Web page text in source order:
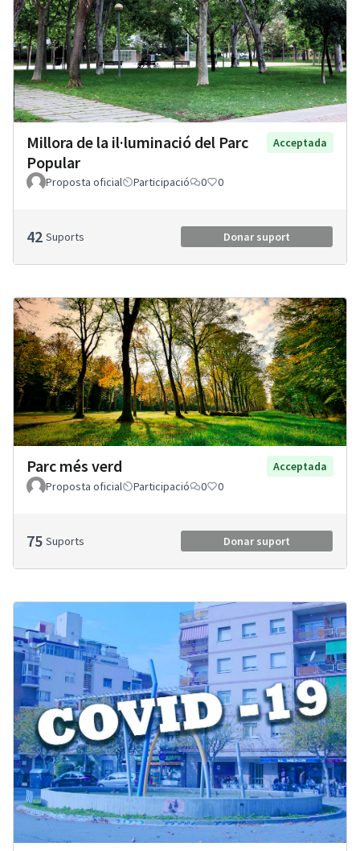
Millora de la il·luminació del Parc
Popular
Acceptada
Proposta oficial Participació 0 0
42 Suports Donar suport
Parc més verd
Acceptada
Proposta oficial
Participació 0 0
75 Suports Donar suport